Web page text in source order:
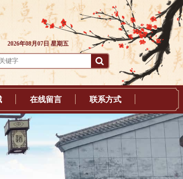
2026年08月07日 星期五
在线留言 联系方式